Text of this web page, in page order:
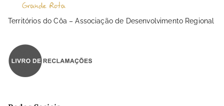
Territórios do Côa – Associação de Desenvolvimento Regional